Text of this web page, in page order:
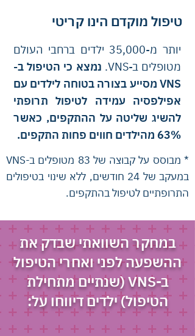
טיפול מוקדם הינו קריטי
יותר מ-35,000 ילדים ברחבי העולם
מטופלים ב-VNS.
נמצא כי הטיפול ב-
VNS מסייע בצורה בטוחה לילדים עם
אפילפסיה עמידה לטיפול תרופתי
להשיג שליטה על ההתקפים, כאשר
63% מהילדים חווים פחות התקפים.
* מבוסס על קבוצה של 83 מטופלים ב-VNS
במעקב של 24 חודשים, ללא שינוי בטיפולים
התרופתיים לטיפול בהתקפים.
במחקר השוואתי שבדק את
ההשפעה לפני ואחרי הטיפול
ב-VNS (שנתיים מתחילת
הטיפול) ילדים דיווחו על: